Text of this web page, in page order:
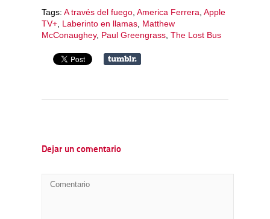
Tags: A través del fuego, America Ferrera, Apple
TV+, Laberinto en llamas, Matthew
McConaughey, Paul Greengrass, The Lost Bus
Dejar un comentario